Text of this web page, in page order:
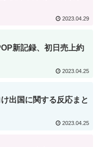
2023.04.29
新記録、初日売上約
2023.04.25
出国に関する反応まと
2023.04.25